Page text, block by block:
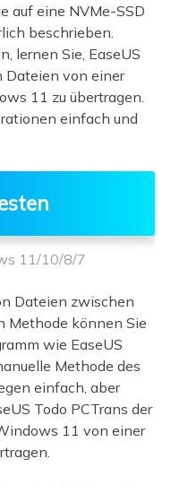
auf eine NVMe-SSD
beschrieben.
lernen Sie, EaseUS
Dateien von einer
11 zu übertragen.
einfach und
11/10/8/7
Dateien zwischen
Methode können Sie
wie EaseUS
Methode des
einfach, aber
Todo PCTrans der
11 von einer